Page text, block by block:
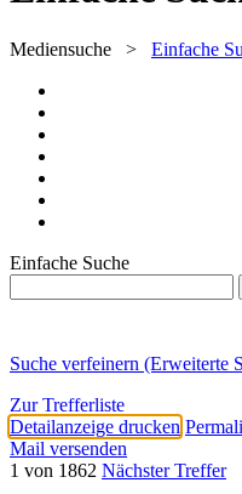
Mediensuche > Einfache
Einfache Suche
Suche verfeinern (Erweiterte
Zur Trefferliste
Detailanzeige drucken
Mail versenden
1 von 1862 Nächster Treffer